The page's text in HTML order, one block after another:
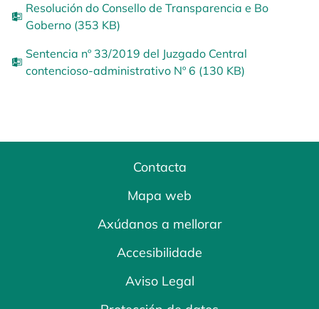
Resolución do Consello de Transparencia e Bo
Goberno (353 KB)
Sentencia nº 33/2019 del Juzgado Central
contencioso-administrativo Nº 6 (130 KB)
Contacta
Mapa web
Axúdanos a mellorar
Accesibilidade
Aviso Legal